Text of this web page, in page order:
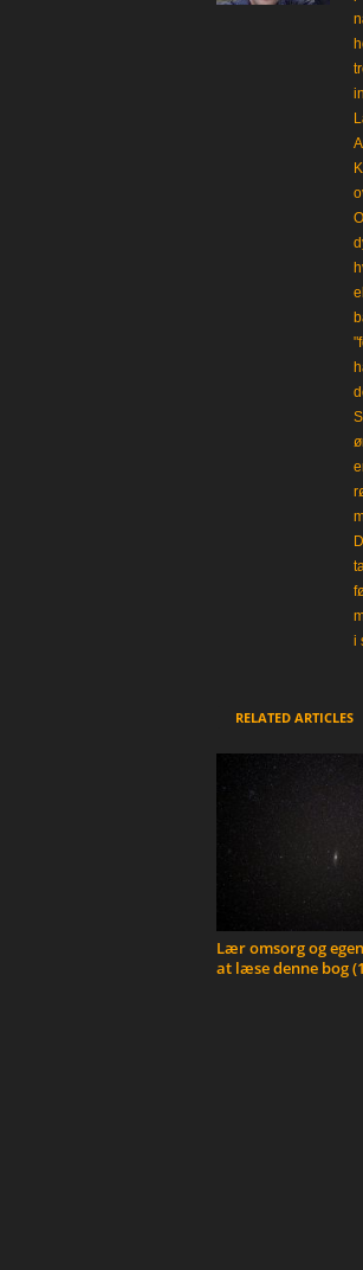
i
RELATED ARTICLES
Lær omsorg og
at læse denne bog